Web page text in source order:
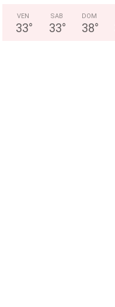
VEN
33°
SAB
33°
DOM
38°